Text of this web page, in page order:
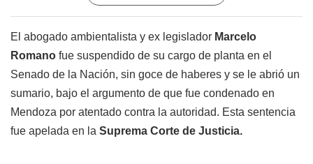
El abogado ambientalista y ex legislador Marcelo
Romano fue suspendido de su cargo de planta en el
Senado de la Nación, sin goce de haberes y se le abrió un
sumario, bajo el argumento de que fue condenado en
Mendoza por atentado contra la autoridad. Esta sentencia
fue apelada en la Suprema Corte de Justicia.